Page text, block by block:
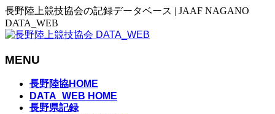
長野陸上競技協会の記録データベース | JAAF NAGANO
DATA_WEB
MENU
長野陸協HOME
DATA_WEB HOME
長野県記録